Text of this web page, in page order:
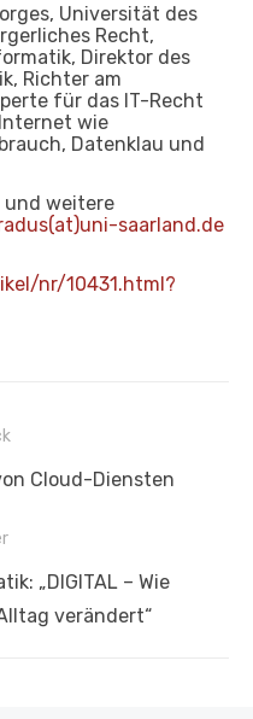
Universität des
Recht,
Direktor des
Richter am
für das IT-Recht
wie
Datenklau und
weitere
saarland.de
nr/10431.html?
Cloud-Diensten
„DIGITAL – Wie
verändert“